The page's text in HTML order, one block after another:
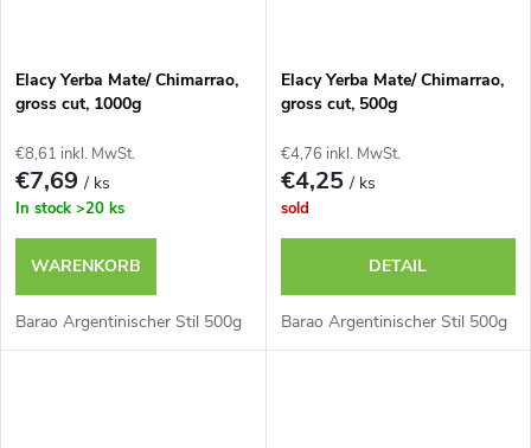
Elacy Yerba Mate/ Chimarrao,
gross cut, 1000g
€8,61 inkl. MwSt.
€7,69/ ks
In stock >20 ks
WARENKORB
Barao Argentinischer Stil 500g
Elacy Yerba Mate/ Chimarrao,
gross cut, 500g
€4,76 inkl. MwSt.
€4,25/ ks
sold
DETAIL
Barao Argentinischer Stil 500g